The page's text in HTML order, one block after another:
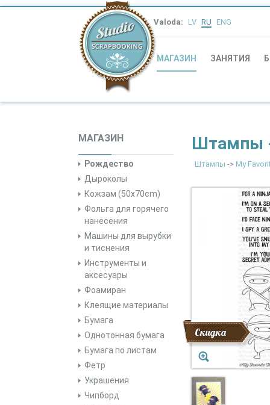
Valoda: LV RU ENG
МАГАЗИН ЗАНЯТИЯ
МАГАЗИН
Рождество
Дыроколы
Кожзам (50x70cm)
Фольга для горячего
нанесения
Машины для вырубки
и тиснения
Инструменты и
аксесуары
Фоамиран
Клеящие материалы
Бумага
Однотонная бумага
Бумага по листам
Фетр
Украшения
Чипборд
Штампы
Штампы -> My
Скидка